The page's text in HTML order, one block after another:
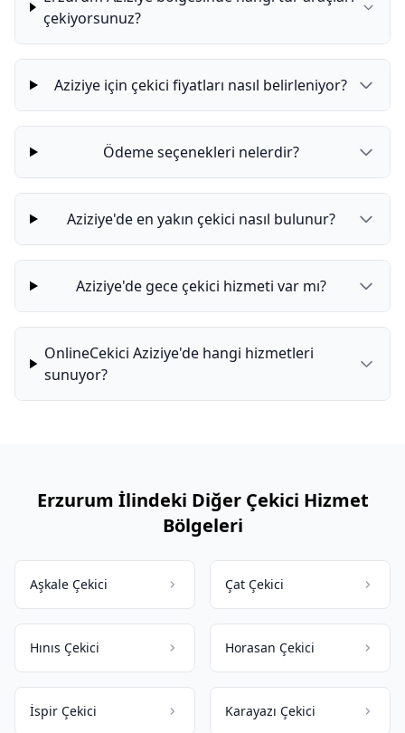
çekiyorsunuz?
Aziziye için çekici fiyatları nasıl belirleniyor?
Ödeme seçenekleri nelerdir?
Aziziye'de en yakın çekici nasıl bulunur?
Aziziye'de gece çekici hizmeti var mı?
OnlineCekici Aziziye'de hangi hizmetleri
sunuyor?
Erzurum İlindeki Diğer Çekici Hizmet
Bölgeleri
Aşkale Çekici Çat Çekici
Hınıs Çekici Horasan Çekici
İspir Çekici Karayazı Çekici